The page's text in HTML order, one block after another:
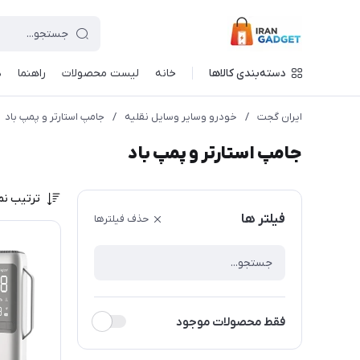
دسته‌بندی کالاها خانه لیست محصولات راهنما
ایران گجت / خودرو وسایر وسایل نقلیه / جامپ استارتر و پمپ باد
جامپ استارتر و پمپ باد
فیلتر ها حذف فیلترها
فقط محصولات موجود
ترتیب